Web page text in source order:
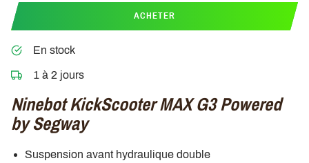
ACHETER
En stock
1 à 2 jours
Ninebot KickScooter MAX G3 Powered
by Segway
Suspension avant hydraulique double